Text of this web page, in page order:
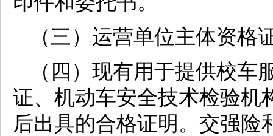
（三）运营单位主体资
（四）现有用于提供校
证、机动车安全技术检验机
后出具的合格证明。交强险